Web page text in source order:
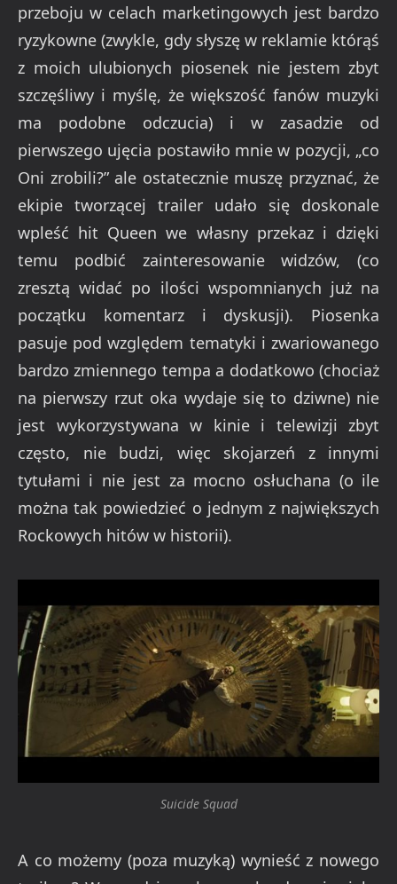
przeboju w celach marketingowych jest bardzo
ryzykowne (zwykle, gdy słyszę w reklamie którąś
z moich ulubionych piosenek nie jestem zbyt
szczęśliwy i myślę, że większość fanów muzyki
ma podobne odczucia) i w zasadzie od
pierwszego ujęcia postawiło mnie w pozycji, „co
Oni zrobili?” ale ostatecznie muszę przyznać, że
ekipie tworzącej trailer udało się doskonale
wpleść hit Queen we własny przekaz i dzięki
temu podbić zainteresowanie widzów, (co
zresztą widać po ilości wspomnianych już na
początku komentarz i dyskusji). Piosenka
pasuje pod względem tematyki i zwariowanego
bardzo zmiennego tempa a dodatkowo (chociaż
na pierwszy rzut oka wydaje się to dziwne) nie
jest wykorzystywana w kinie i telewizji zbyt
często, nie budzi, więc skojarzeń z innymi
tytułami i nie jest za mocno osłuchana (o ile
można tak powiedzieć o jednym z największych
Rockowych hitów w historii).
Suicide Squad
A co możemy (poza muzyką) wynieść z nowego